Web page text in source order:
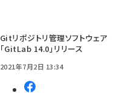
Gitリポジトリ管理ソフトウェア
「GitLab 14.0」リリース
2021年7月2日 13:34